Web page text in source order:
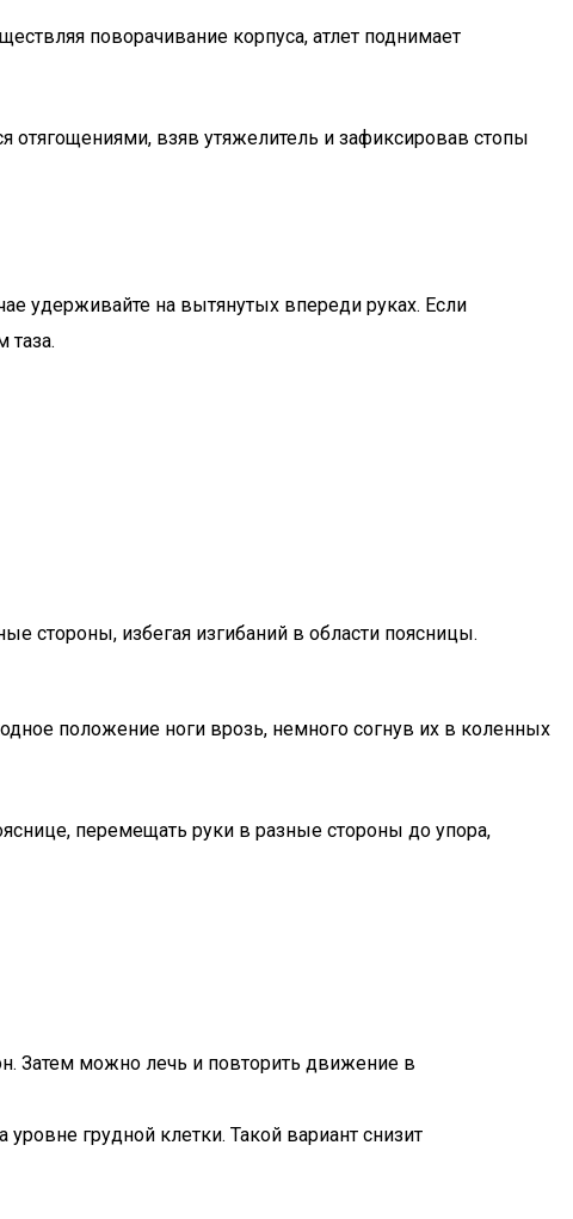
поворачивание корпуса, атлет поднимает
взяв утяжелитель и зафиксировав стопы
удерживайте на вытянутых впереди руках. Если
таза.
стороны, избегая изгибаний в области поясницы.
положение ноги врозь, немного согнув их в коленных
перемещать руки в разные стороны до упора,
Затем можно лечь и повторить движение в
грудной клетки. Такой вариант снизит